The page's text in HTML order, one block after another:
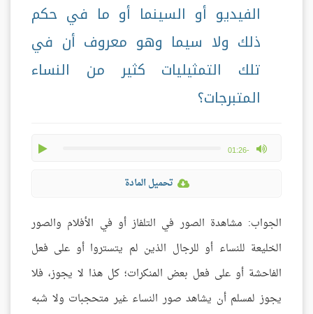
الفيديو أو السينما أو ما في حكم
ذلك ولا سيما وهو معروف أن في
تلك التمثيليات كثير من النساء
المتبرجات؟
-01:26
max volume
تحميل المادة
الجواب: مشاهدة الصور في التلفاز أو في الأفلام والصور
الخليعة للنساء أو للرجال الذين لم يتستروا أو على فعل
الفاحشة أو على فعل بعض المنكرات؛ كل هذا لا يجوز، فلا
يجوز لمسلم أن يشاهد صور النساء غير متحجبات ولا شبه